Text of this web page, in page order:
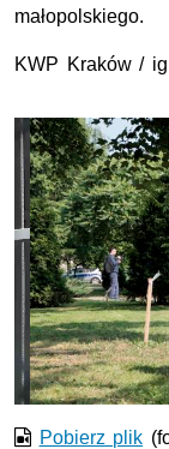
małopolskiego.
KWP Kraków / ig
Opis filmu:
Pobierz plik